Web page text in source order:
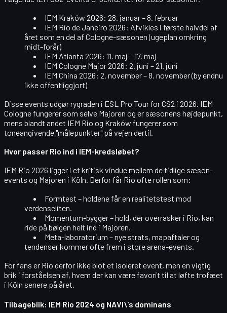
IEM Kraków 2026: 28. januar – 8. februar
IEM Rio de Janeiro 2026: Afvikles i første halvdel af
året som en del af Cologne-sæsonen (ugeplan omkring
midt-forår)
IEM Atlanta 2026: 11. maj – 17. maj
IEM Cologne Major 2026: 2. juni – 21. juni
IEM China 2026: 2. november – 8. november (by endnu
ikke offentliggjort)
Disse events udgør rygraden i ESL Pro Tour for CS2 i 2026. IEM
Cologne fungerer som selve Majoren og er sæsonens højdepunkt,
mens blandt andet IEM Rio og Kraków fungerer som
toneangivende "målepunkter" på vejen dertil.
Hvor passer Rio ind i IEM-kredsløbet?
IEM Rio 2026 ligger i et kritisk vindue mellem de tidlige sæson-
events og Majoren i Köln. Derfor får Rio ofte rollen som:
Formtest – holdene får en realitetstest mod
verdenseliten.
Momentum-bygger– hold, der overrasker i Rio, kan
ride på bølgen helt ind i Majoren.
Meta-laboratorium – nye strats, mapaftaler og
tendenser kommer ofte frem i store arena-events.
For fans er Rio derfor ikke blot et isoleret event, men en vigtig
brik i forståelsen af, hvem der kan være favorit til at løfte trofæet
i Köln senere på året.
Tilbageblik: IEM Rio 2024 og NAVI\'s dominans